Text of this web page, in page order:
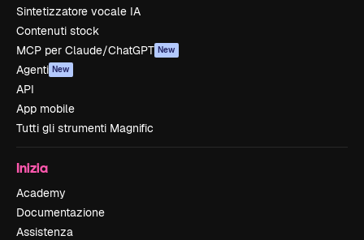
Sintetizzatore vocale IA
Contenuti stock
MCP per Claude/ChatGPT New
Agenti New
API
App mobile
Tutti gli strumenti Magnific
Inizia
Academy
Documentazione
Assistenza